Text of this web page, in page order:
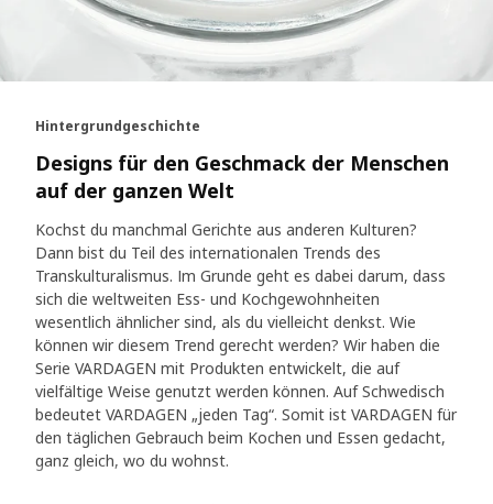
Hintergrundgeschichte
Designs für den Geschmack der Menschen
auf der ganzen Welt
Kochst du manchmal Gerichte aus anderen Kulturen?
Dann bist du Teil des internationalen Trends des
Transkulturalismus. Im Grunde geht es dabei darum, dass
sich die weltweiten Ess- und Kochgewohnheiten
wesentlich ähnlicher sind, als du vielleicht denkst. Wie
können wir diesem Trend gerecht werden? Wir haben die
Serie VARDAGEN mit Produkten entwickelt, die auf
vielfältige Weise genutzt werden können. Auf Schwedisch
bedeutet VARDAGEN „jeden Tag“. Somit ist VARDAGEN für
den täglichen Gebrauch beim Kochen und Essen gedacht,
ganz gleich, wo du wohnst.